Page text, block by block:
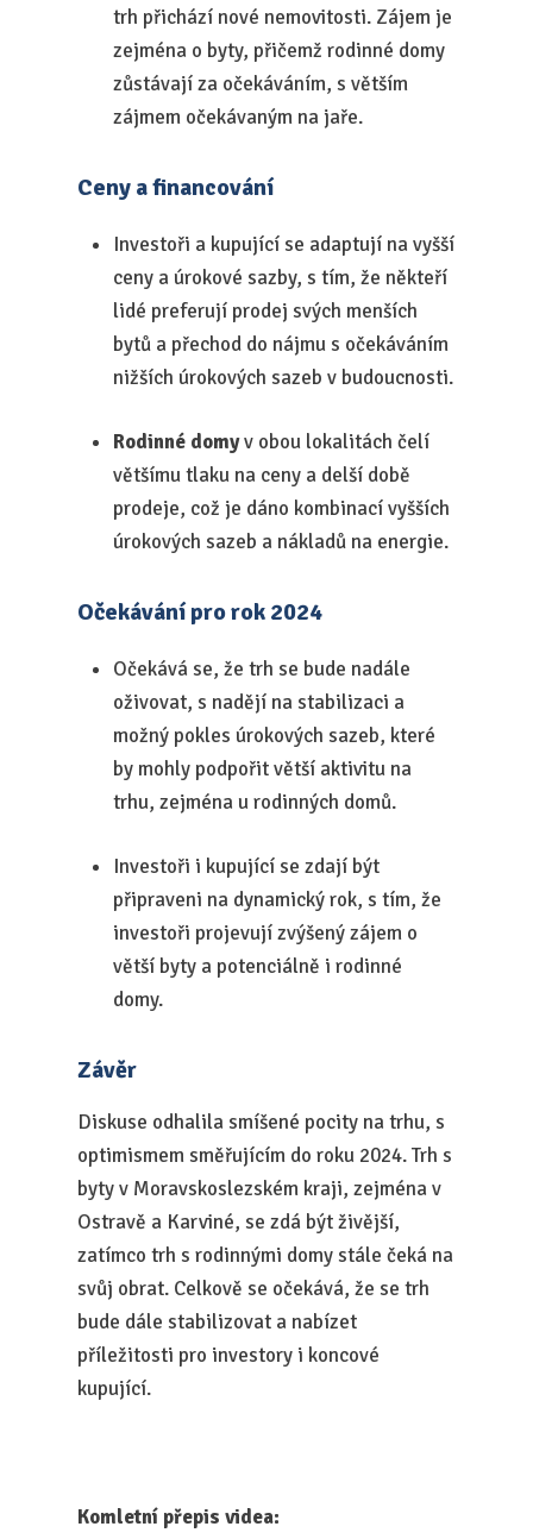
trh přichází nové nemovitosti. Zájem je
zejména o byty, přičemž rodinné domy
zůstávají za očekáváním, s větším
zájmem očekávaným na jaře.
Ceny a financování
Investoři a kupující se adaptují na vyšší
ceny a úrokové sazby, s tím, že někteří
lidé preferují prodej svých menších
bytů a přechod do nájmu s očekáváním
nižších úrokových sazeb v budoucnosti.
Rodinné domyv obou lokalitách čelí
většímu tlaku na ceny a delší době
prodeje, což je dáno kombinací vyšších
úrokových sazeb a nákladů na energie.
Očekávání pro rok 2024
Očekává se, že trh se bude nadále
oživovat, s nadějí na stabilizaci a
možný pokles úrokových sazeb, které
by mohly podpořit větší aktivitu na
trhu, zejména u rodinných domů.
Investoři i kupující se zdají být
připraveni na dynamický rok, s tím, že
investoři projevují zvýšený zájem o
větší byty a potenciálně i rodinné
domy.
Závěr
Diskuse odhalila smíšené pocity na trhu, s
optimismem směřujícím do roku 2024. Trh s
byty v Moravskoslezském kraji, zejména v
Ostravě a Karviné, se zdá být živější,
zatímco trh s rodinnými domy stále čeká na
svůj obrat. Celkově se očekává, že se trh
bude dále stabilizovat a nabízet
příležitosti pro investory i koncové
kupující.
Komletní přepis videa: